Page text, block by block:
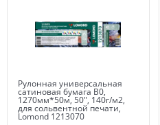
Рулонная универсальная
сатиновая бумага В0,
1270мм*50м, 50", 140г/м2,
для сольвентной печати,
Lomond 1213070